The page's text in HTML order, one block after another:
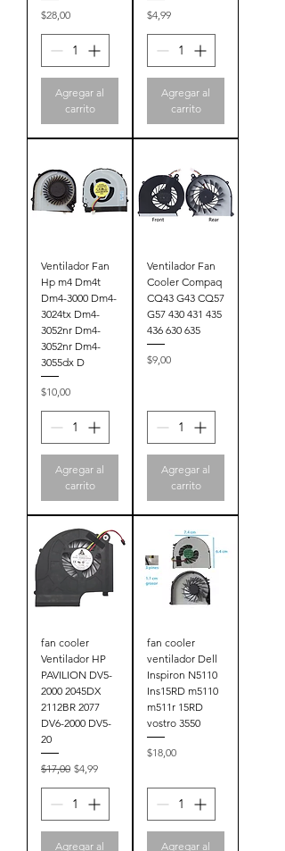
Precio
$28,00
Agregar al
carrito
Precio
$4,99
Agregar al
carrito
Ventilador Fan
Hp m4 Dm4t
Dm4-3000 Dm4-
3024tx Dm4-
3052nr Dm4-
3052nr Dm4-
3055dx D
Precio
$10,00
Agregar al
carrito
Ventilador Fan
Cooler Compaq
CQ43 G43 CQ57
G57 430 431 435
436 630 635
Precio
$9,00
Agregar al
carrito
fan cooler
Ventilador HP
PAVILION DV5-
2000 2045DX
2112BR 2077
DV6-2000 DV5-
20
Precio
$17,00 Precio de oferta
$4,99
Agregar al
fan cooler
ventilador Dell
Inspiron N5110
Ins15RD m5110
m511r 15RD
vostro 3550
Precio
$18,00
Agregar al